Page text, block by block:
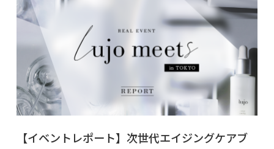
【イベントレポート】次世代エイジングケアブ